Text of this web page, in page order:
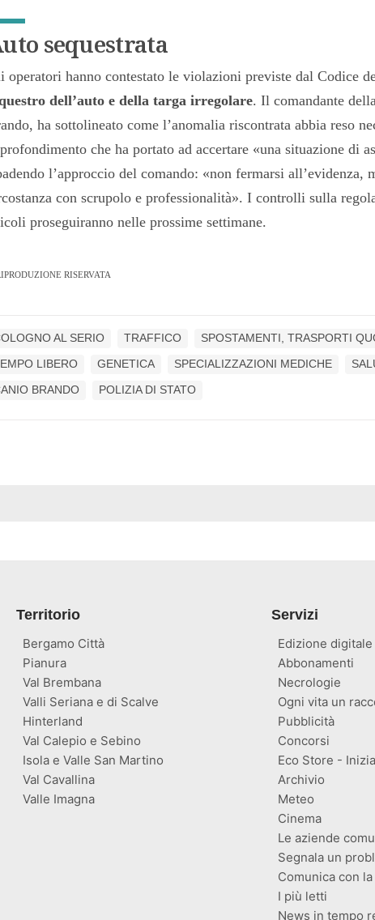
sequestrata
operatori hanno contestato le violazioni previste dal Codice
dell’auto e della targa irregolare. Il comandante
ha sottolineato come l’anomalia riscontrata abbia reso
che ha portato ad accertare «una situazione di
l’approccio del comando: «non fermarsi all’evidenza,
con scrupolo e professionalità». I controlli sulla
proseguiranno nelle prossime settimane.
RISERVATA
AL SERIO TRAFFICO SPOSTAMENTI, TRASPORTI
LIBERO GENETICA SPECIALIZZAZIONI MEDICHE
BRANDO POLIZIA DI STATO
Territorio
Bergamo Città
Pianura
Val Brembana
Valli Seriana e di Scalve
Hinterland
Val Calepio e Sebino
Isola e Valle San Martino
Val Cavallina
Valle Imagna
Servizi
Edizione digitale
Abbonamenti
Necrologie
Ogni vita un
Pubblicità
Concorsi
Eco Store -
Archivio
Meteo
Cinema
Le aziende
Segnala un
Comunica con
I più letti
News in tempo